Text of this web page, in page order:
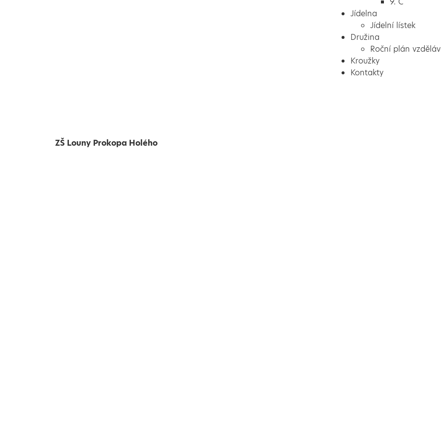
Jídelna
Jídelní lístek
Družina
Roční plán
Kroužky
Kontakty
ZŠ Louny Prokopa Holého